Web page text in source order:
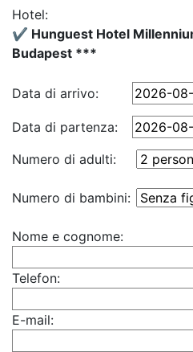
Hotel:
✔️ Hunguest Hotel
Budapest ***
Data di arrivo:
Data di partenza:
Numero di adulti:
Numero di bambini:
Nome e cognome:
Telefon:
E-mail: